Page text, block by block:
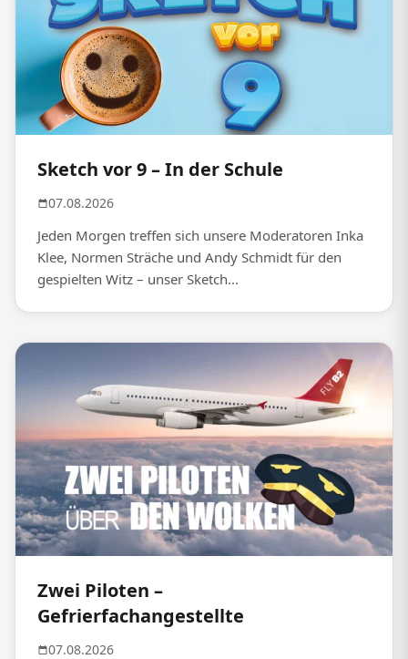
Sketch vor 9 – In der Schule
07.08.2026
Jeden Morgen treffen sich unsere Moderatoren Inka
Klee, Normen Sträche und Andy Schmidt für den
gespielten Witz – unser Sketch...
Zwei Piloten –
Gefrierfachangestellte
07.08.2026